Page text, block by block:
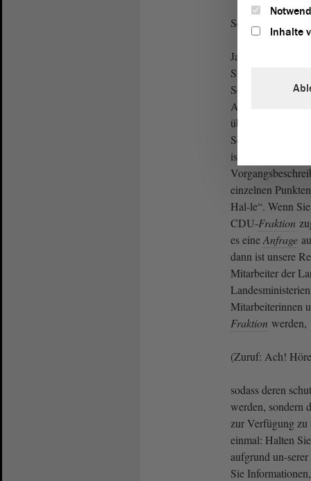
Sebastian
Ja, ich habe eine
Staatsminister,
Schreiben an
Auskunft der
übermittelt haben,
Schreiben, das im
ist, das Belange
einzelnen
Hal-le“. Wenn
CDU-Fraktion
es eineAnfrage
dann ist unsere
Mitarbeiter der
Mitarbeiterinnen
Fraktion werden,
(Zuruf: Ach!
sodass deren
werden, sondern
zur Verfügung zu
einmal: Halten
aufgrund un-serer
Sie
Inhalte